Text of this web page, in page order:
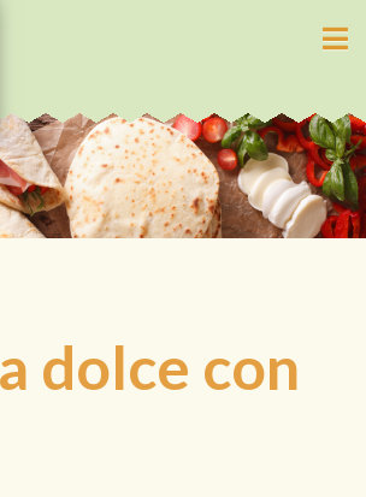
dolce con